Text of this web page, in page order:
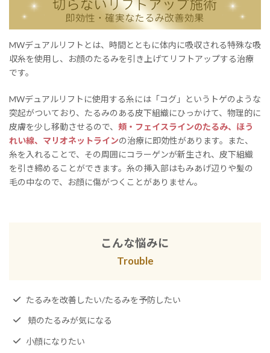
MWデュアルリフトとは、時間とともに体内に吸収される特殊な吸
収糸を使用し、お顔のたるみを引き上げてリフトアップする治療
です。
MWデュアルリフトに使用する糸には「コグ」というトゲのような
突起がついており、たるみのある皮下組織にひっかけて、物理的に
皮膚を少し移動させるので、 頬・フェイスラインのたるみ、ほう
れい線、マリオネットラインの治療に即効性があります。また、
糸を入れることで、その周囲にコラーゲンが新生され、皮下組織
を引き締めることができます。糸の挿入部はもみあげ辺りや髪の
毛の中なので、お顔に傷がつくことがありません。
こんな悩みに
Trouble
たるみを改善したい/たるみを予防したい
頬のたるみが気になる
小顔になりたい